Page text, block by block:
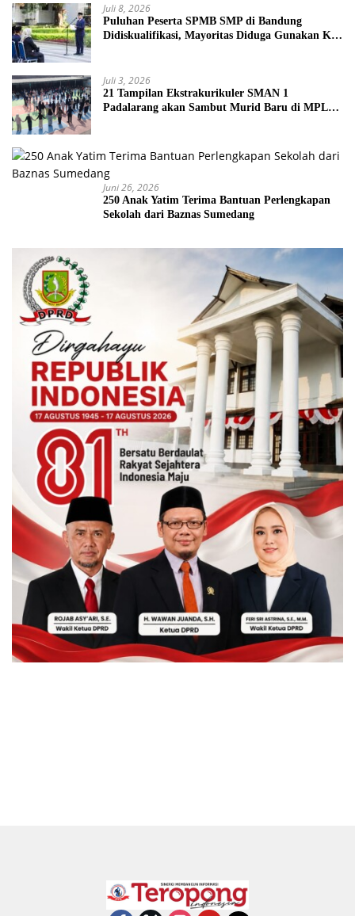
Juli 8, 2026
Puluhan Peserta SPMB SMP di Bandung
Didiskualifikasi, Mayoritas Diduga Gunakan KK
Juli 3, 2026
21 Tampilan Ekstrakurikuler SMAN 1
Padalarang akan Sambut Murid Baru di MPLS
Juni 26, 2026
250 Anak Yatim Terima Bantuan Perlengkapan
Sekolah dari Baznas Sumedang